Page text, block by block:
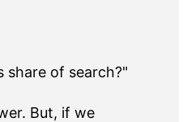
share of search?"
But, if we